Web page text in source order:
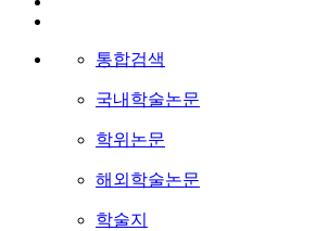
통합검색
국내학술논문
학위논문
해외학술논문
학술지